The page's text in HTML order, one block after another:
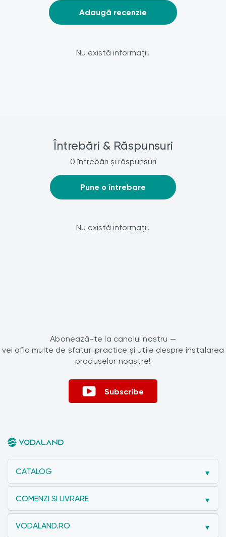
Adaugă recenzie
Nu există informații.
Întrebări & Răspunsuri
0 întrebări și răspunsuri
Pune o întrebare
Nu există informații.
Abonează-te la canalul nostru —
vei afla multe de sfaturi practice și utile despre instalarea
produselor noastre!
Subscribe
CATALOG
COMENZI SI LIVRARE
VODALAND.RO